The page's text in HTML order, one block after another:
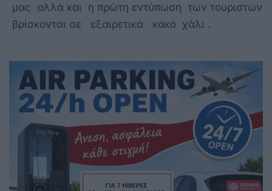
μας αλλά και η πρώτη εντύπωση των τουριστών
βρίσκονται σε εξαιρετικά κακό χάλι .